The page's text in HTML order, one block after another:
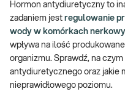
Hormon antydiuretyczny to
zadaniem jest regulowanie
wody w komórkach
wpływa na ilość
organizmu. Sprawdź, na
antydiuretycznego oraz jakie
nieprawidłowego poziomu.